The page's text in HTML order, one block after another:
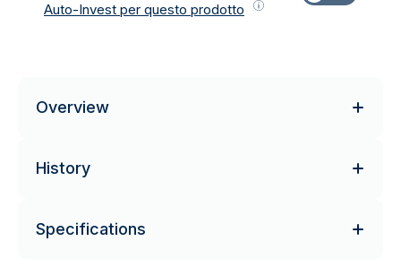
Auto-Invest per questo prodotto
Overview
History
Specifications